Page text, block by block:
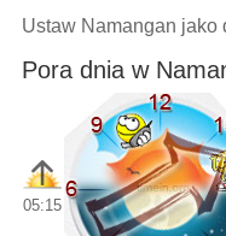
Ustaw Namangan jako
Pora dnia w
05:15